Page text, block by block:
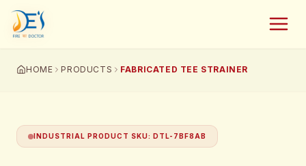
HOME PRODUCTS FABRICATED TEE STRAINER
INDUSTRIAL PRODUCT SKU: DTL-7BF8AB